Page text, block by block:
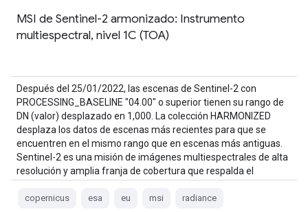
MSI de Sentinel-2 armonizado: Instrumento
multiespectral, nivel 1C (TOA)
Después del 25/01/2022, las escenas de Sentinel-2 con
PROCESSING_BASELINE "04.00" o superior tienen su rango de
DN (valor) desplazado en 1,000. La colección HARMONIZED
desplaza los datos de escenas más recientes para que se
encuentren en el mismo rango que en escenas más antiguas.
Sentinel-2 es una misión de imágenes multiespectrales de alta
resolución y amplia franja de cobertura que respalda el
copernicus esa eu msi radiance